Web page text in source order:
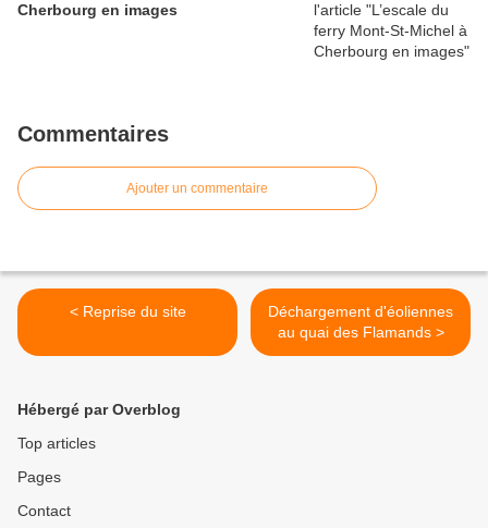
Cherbourg en images
Commentaires
Ajouter un commentaire
< Reprise du site
Déchargement d'éoliennes
au quai des Flamands >
Hébergé par Overblog
Top articles
Pages
Contact